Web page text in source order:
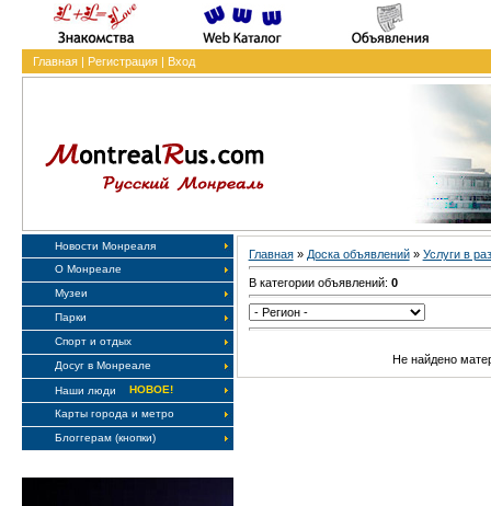
Главная| Регистрация| Вход
Новости Монреаля
О Монреале
Музеи
Парки
Спорт и отдых
Досуг в Монреале
Наши люди
НОВОЕ!
Карты города и метро
Блоггерам (кнопки)
Главная» Доска объявлений» Услуги в
В категории объявлений: 0
Не найдено